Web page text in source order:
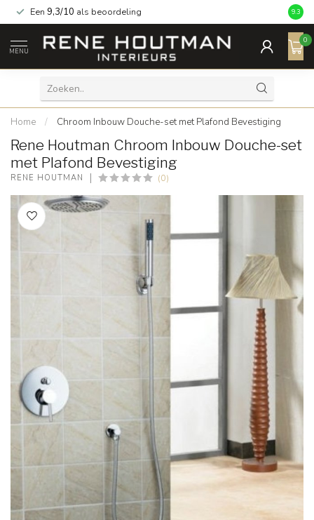
Een 9,3/10 als beoordeling 9.3
MENU
0
Home / Chroom Inbouw Douche-set met Plafond Bevestiging
Rene Houtman Chroom Inbouw Douche-set
met Plafond Bevestiging
RENE HOUTMAN (0)